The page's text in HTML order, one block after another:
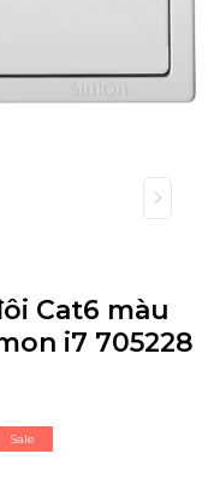
Cat6 màu
i7 705228
Sale